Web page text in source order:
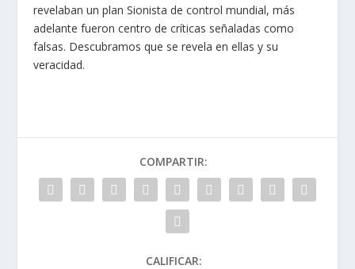
revelaban un plan Sionista de control mundial, más
adelante fueron centro de críticas señaladas como
falsas. Descubramos que se revela en ellas y su
veracidad.
COMPARTIR:
CALIFICAR: